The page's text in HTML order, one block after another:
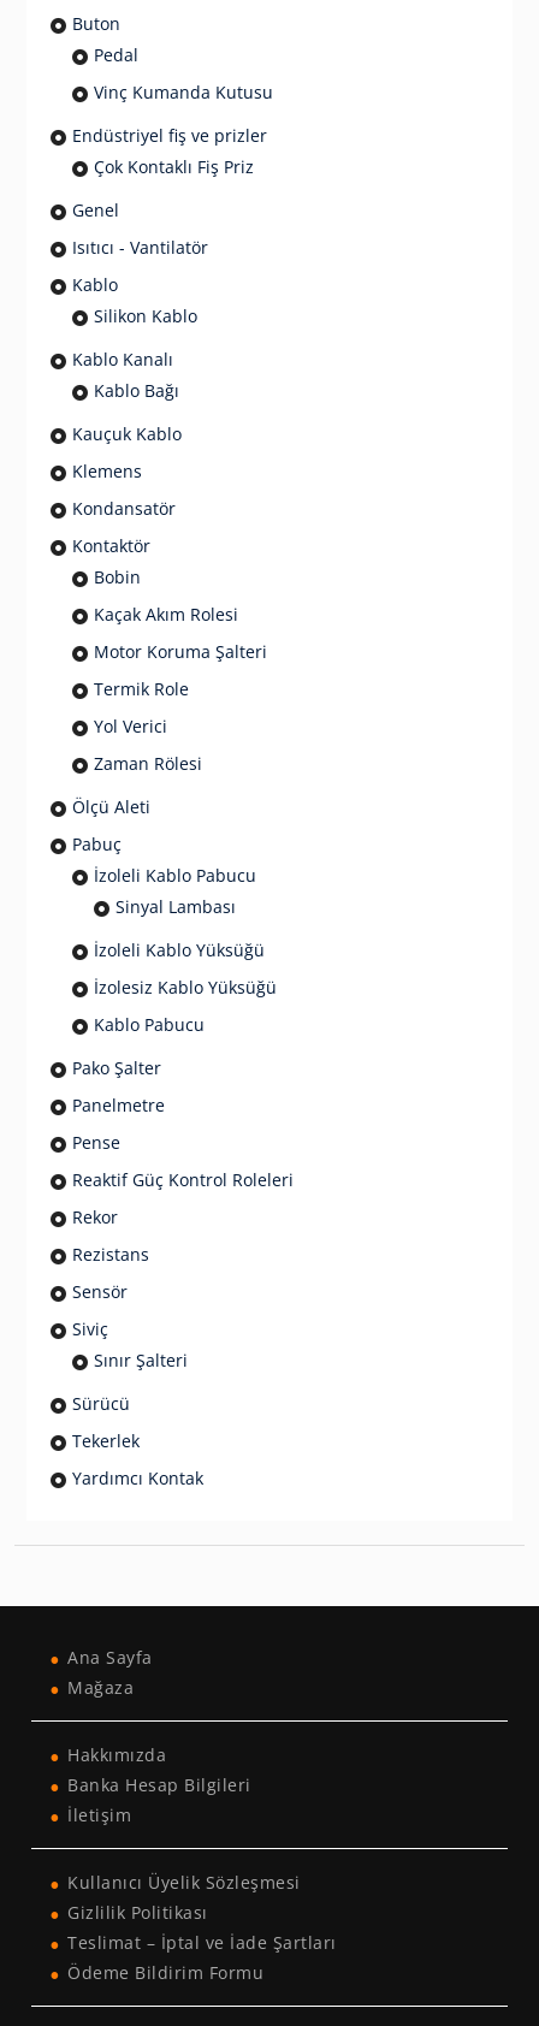
Buton
Pedal
Vinç Kumanda Kutusu
Endüstriyel fiş ve prizler
Çok Kontaklı Fiş Priz
Genel
Isıtıcı - Vantilatör
Kablo
Silikon Kablo
Kablo Kanalı
Kablo Bağı
Kauçuk Kablo
Klemens
Kondansatör
Kontaktör
Bobin
Kaçak Akım Rolesi
Motor Koruma Şalteri
Termik Role
Yol Verici
Zaman Rölesi
Ölçü Aleti
Pabuç
İzoleli Kablo Pabucu
Sinyal Lambası
İzoleli Kablo Yüksüğü
İzolesiz Kablo Yüksüğü
Kablo Pabucu
Pako Şalter
Panelmetre
Pense
Reaktif Güç Kontrol Roleleri
Rekor
Rezistans
Sensör
Siviç
Sınır Şalteri
Sürücü
Tekerlek
Yardımcı Kontak
Ana Sayfa
Mağaza
Hakkımızda
Banka Hesap Bilgileri
İletişim
Kullanıcı Üyelik Sözleşmesi
Gizlilik Politikası
Teslimat – İptal ve İade Şartları
Ödeme Bildirim Formu